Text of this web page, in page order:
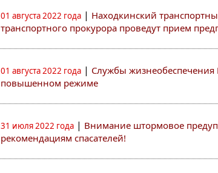
01 августа 2022 года | Находкинский
транспортного прокурора проведут прием
01 августа 2022 года | Службы
повышенном режиме
31 июля 2022 года | Внимание штормовое
рекомендациям спасателей!